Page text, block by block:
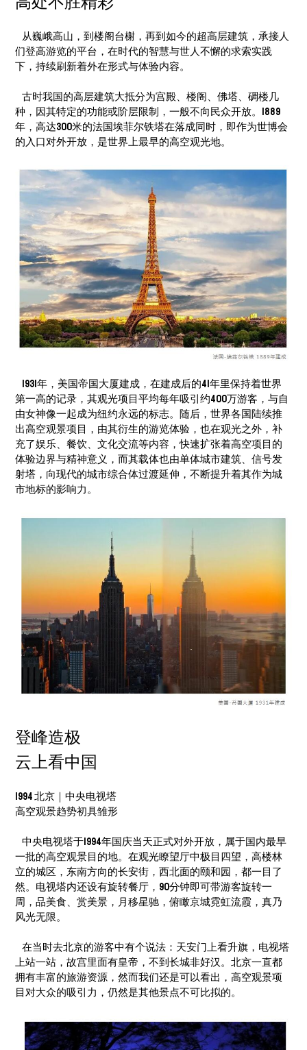
从巍峨高山，到楼阁台榭，再到如今的超高层建筑，承接人
们登高游览的平台，在时代的智慧与世人不懈的求索实践
下，持续刷新着外在形式与体验内容。
古时我国的高层建筑大抵分为宫殿、楼阁、佛塔、碉楼几
种，因其特定的功能或阶层限制，一般不向民众开放。1889
年，高达300米的法国埃菲尔铁塔在落成同时，即作为世博会
的入口对外开放，是世界上最早的高空观光地。
1931年，美国帝国大厦建成，在建成后的41年里保持着世界
第一高的记录，其观光项目平均每年吸引约400万游客，与自
由女神像一起成为纽约永远的标志。随后，世界各国陆续推
出高空观景项目，由其衍生的游览体验，也在观光之外，补
充了娱乐、餐饮、文化交流等内容，快速扩张着高空项目的
体验边界与精神意义，而其载体也由单体城市建筑、信号发
射塔，向现代的城市综合体过渡延伸，不断提升着其作为城
市地标的影响力。
登峰造极
云上看中国
1994 北京｜中央电视塔
高空观景趋势初具雏形
中央电视塔于1994年国庆当天正式对外开放，属于国内最早
一批的高空观景目的地。在观光瞭望厅中极目四望，高楼林
立的城区，东南方向的长安街，西北面的颐和园，都一目了
然。电视塔内还设有旋转餐厅，90分钟即可带游客旋转一
周，品美食、赏美景，月移星驰，俯瞰京城霓虹流霞，真乃
风光无限。
在当时去北京的游客中有个说法：天安门上看升旗，电视塔
上站一站，故宫里面有皇帝，不到长城非好汉。北京一直都
拥有丰富的旅游资源，然而我们还是可以看出，高空观景项
目对大众的吸引力，仍然是其他景点不可比拟的。